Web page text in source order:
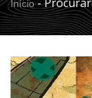
Início